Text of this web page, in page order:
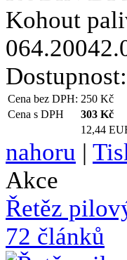
Kohout
Dostupnost:
Cena bez DPH: 250 Kč
Cena s DPH
303 Kč
12,44
nahoru |
Akce
Řetěz
72 článků